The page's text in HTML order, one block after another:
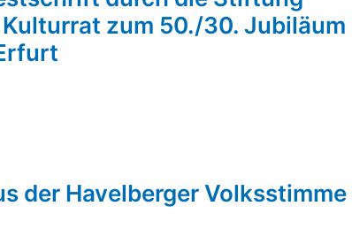
zum 50./30. Jubiläum
der Havelberger Volksstimme